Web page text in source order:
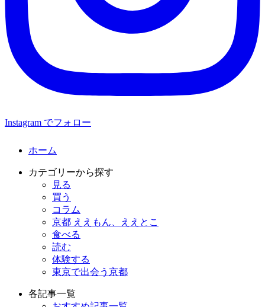
Instagram でフォロー
ホーム
カテゴリーから探す
見る
買う
コラム
京都 ええもん、ええとこ
食べる
読む
体験する
東京で出会う京都
各記事一覧